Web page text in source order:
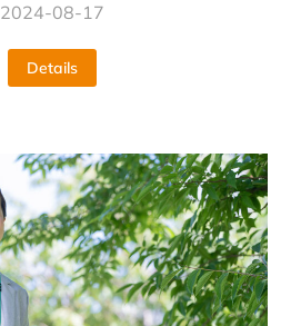
2024-08-17
Details